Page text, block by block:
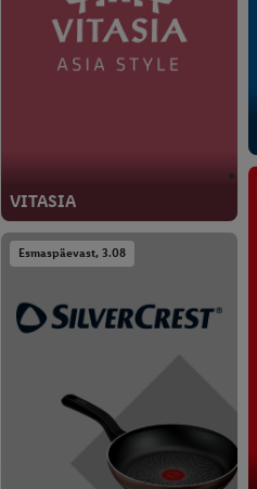
VITASIA
Esmaspäevast, 3.08